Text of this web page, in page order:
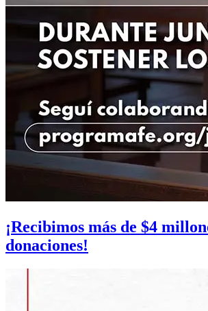
¡Recibimos más de $4
donaciones!